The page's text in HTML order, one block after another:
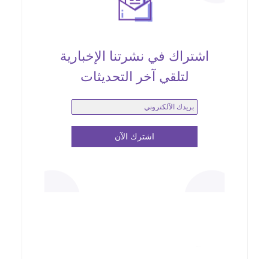
اشتراك في نشرتنا الإخبارية
لتلقي آخر التحديثات